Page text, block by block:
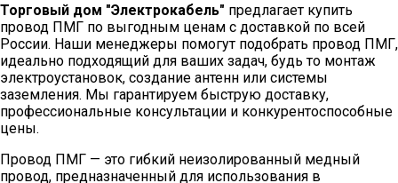
Торговый дом "Электрокабель" предлагает купить
провод ПМГ по выгодным ценам с доставкой по всей
России. Наши менеджеры помогут подобрать провод ПМГ,
идеально подходящий для ваших задач, будь то монтаж
электроустановок, создание антенн или системы
заземления. Мы гарантируем быструю доставку,
профессиональные консультации и конкурентоспособные
цены.
Провод ПМГ — это гибкий неизолированный медный
провод, предназначенный для использования в